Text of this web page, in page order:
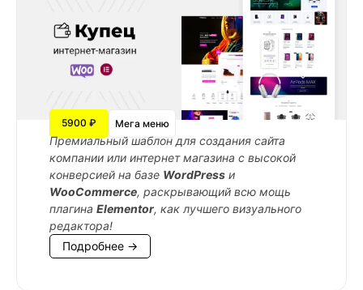
5900 ₽ Мега меню
Премиальный шаблон для создания сайта
компании или интернет магазина с высокой
конверсией на базе WordPress и
WooCommerce, раскрывающий всю мощь
плагина Elementor, как лучшего визуального
редактора!
Подробнее →